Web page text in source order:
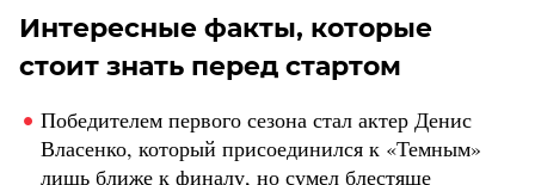
Интересные факты, которые
стоит знать перед стартом
Победителем первого сезона стал актер Денис
Власенко, который присоединился к «Темным»
лишь ближе к финалу, но сумел блестяще